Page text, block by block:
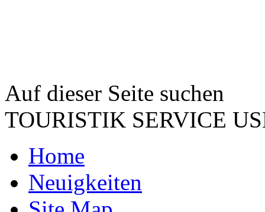
Auf dieser Seite suchen
TOURISTIK SERVICE
Home
Neuigkeiten